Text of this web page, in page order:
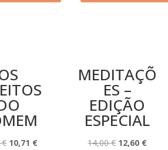
€ O
10,71 €O
MEDITAÇÕ
ES –
EDIÇÃO
ESPECIAL
14,00€ O
12,60 €O